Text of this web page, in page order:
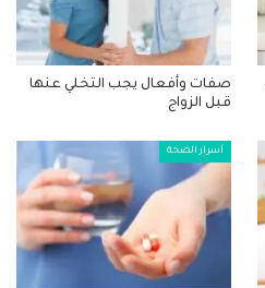
صفات وأفعال يجب التخلي عنها
قبل الزواج
أسرار الصحة